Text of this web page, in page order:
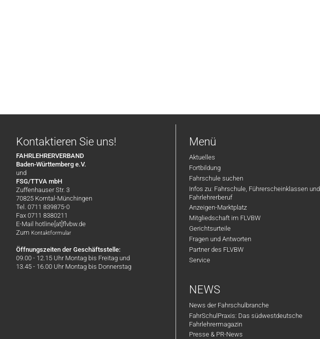
Kontaktieren Sie uns!
FAHRLEHRERVERBAND
Baden-Württemberg e.V.
und
FSG/TTVA mbH
Zuffenhauser Str. 3
70825 Korntal-Münchingen
Tel. 0711 839875-0
Fax 0711 8380211
E-Mail hotline[at]flvbw.de
Zum Kontaktformular
Öffnungszeiten der Geschäftsstelle:
09.00 - 12.15 Uhr Montag bis Freitag und
13.45 - 16.00 Uhr Montag bis Donnerstag
Menü
Aktuelles
Fortbildung
Fahrschule suchen
Infos zu: Fahrschule, Führerscheinklassen und
Fahrlehrerberuf
Anzeigen-Marktplatz
Mitgliedschaft im FLVBW
Gerichtsurteile
Fragen und Antworten
Partner des FLVBW
Service
NEWS
News der Fahrschulbranche
FahrSchulPraxis: Das südwestdeutsche
Fahrlehrermagazin
Presse & PR-News